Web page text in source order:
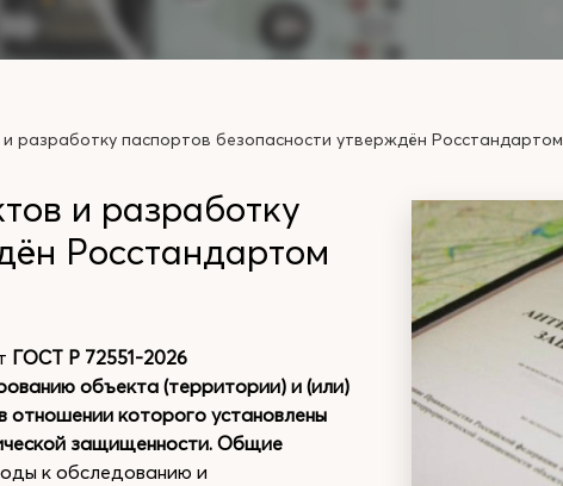
разработку паспортов безопасности утверждён Росстандартом
и разработку
Росстандартом
ГОСТ Р 72551-2026
объекта (территории) и (или)
отношении которого установлены
защищенности. Общие
к обследованию и